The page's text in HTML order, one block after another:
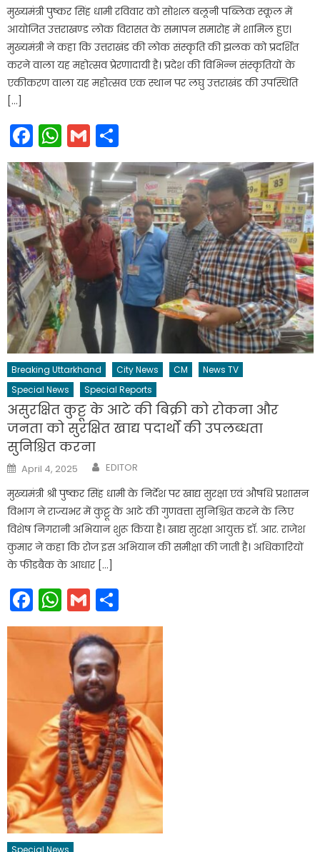
मुख्यमंत्री पुष्कर सिंह धामी रविवार को सोशल बलूनी पब्लिक स्कूल में
आयोजित उत्तराखण्ड लोक विरासत के समापन समारोह में शामिल हुए।
मुख्यमंत्री ने कहा कि उत्तराखंड की लोक संस्कृति की झलक को प्रदर्शित
करने वाला यह महोत्सव प्रेरणादायी है। प्रदेश की विभिन्न संस्कृतियों के
एकीकरण वाला यह महोत्सव एक स्थान पर लघु उत्तराखंड की उपस्थिति
[…]
Facebook
WhatsApp
Gmail
Breaking Uttarkhand City News CM
News TV
Special News
Special Reports
असुरक्षित कुट्टू के आटे की बिक्री को रोकना और
जनता को सुरक्षित खाद्य पदार्थों की उपलब्धता
सुनिश्चित करना
Posted
on
April 4, 2025 Author
EDITOR
मुख्यमंत्री श्री पुष्कर सिंह धामी के निर्देश पर खाद्य सुरक्षा एवं औषधि प्रशासन
विभाग ने राज्यभर में कुट्टू के आटे की गुणवत्ता सुनिश्चित करने के लिए
विशेष निगरानी अभियान शुरू किया है। खाद्य सुरक्षा आयुक्त डाॅ. आर. राजेश
कुमार ने कहा कि रोज इस अभियान की समीक्षा की जाती है। अधिकारियों
के फीडबैक के आधार […]
Facebook
WhatsApp
Gmail